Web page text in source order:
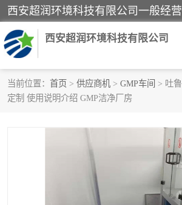
西安超润环境科技有限公司
当前位置： 首页 > 供应商机 > GMP车间 > 吐
定制 使用说明介绍 GMP洁净厂房
洁净手术室
洁净室
GMP车